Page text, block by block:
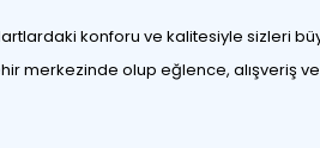
konforu ve kalitesiyle sizleri
merkezinde olup eğlence, alışveriş